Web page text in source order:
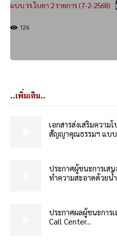
แบบ รร.ใบยา 2 รายการ (7-2-2568)
126
..เพิ่มเติม..
เอกสารส่งเสริมความ
สัญญาคุณธรรมฯ แบบ ร
ประกาศผู้ชนะการเส
ทำความสะอาดด้วยน้
ประกาศผลผู้ชนะการ
Call Center...